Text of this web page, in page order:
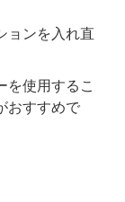
ョンを入れ直
を使用するこ
おすすめで